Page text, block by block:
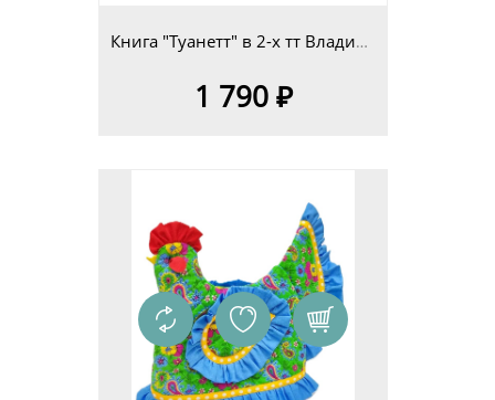
Книга "Туанетт" в 2-х тт Владимир Сериков
1 790 ₽